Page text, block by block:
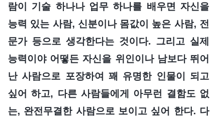
람이 기술 하나나 업무 하나를 배우면 자신을
능력 있는 사람, 신분이나 몸값이 높은 사람, 전
문가 등으로 생각한다는 것이다. 그리고 실제
능력이야 어떻든 자신을 위인이나 남보다 뛰어
난 사람으로 포장하여 꽤 유명한 인물이 되고
싶어 하고, 다른 사람들에게 아무런 결함도 없
는, 완전무결한 사람으로 보이고 싶어 한다. 다